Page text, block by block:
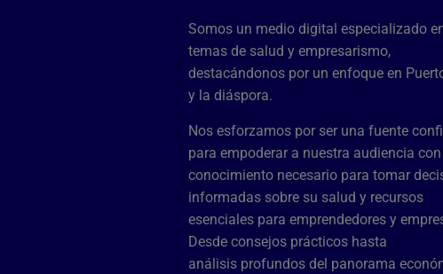
Somos un medio digital especializado
temas de salud y empresarismo,
destacándonos por un enfoque en
y la diáspora.
Nos esforzamos por ser una fuente
para empoderar a nuestra audiencia con
conocimiento necesario para tomar
informadas sobre su salud y recursos
esenciales para emprendedores y
Desde consejos prácticos hasta
análisis profundos del panorama